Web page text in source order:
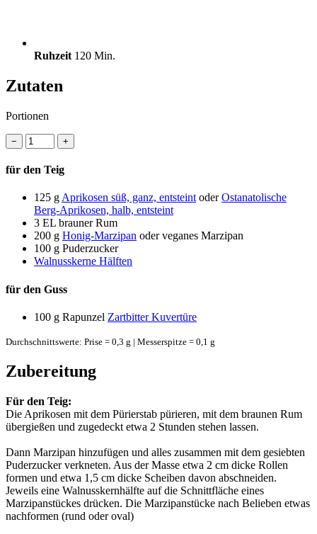
Ruhzeit 120 Min.
Zutaten
Portionen
− +
für den Teig
125 g Aprikosen süß, ganz, entsteint oderOstanatolische
Berg-Aprikosen, halb, entsteint
3 EL brauner Rum
200 g Honig-Marzipan oder veganes Marzipan
100 g Puderzucker
Walnusskerne Hälften
für den Guss
100 g Rapunzel Zartbitter Kuvertüre
Durchschnittswerte: Prise = 0,3 g | Messerspitze = 0,1 g
Zubereitung
Für den Teig:
Die Aprikosen mit dem Pürierstab pürieren, mit dem braunen Rum
übergießen und zugedeckt etwa 2 Stunden stehen lassen.
Dann Marzipan hinzufügen und alles zusammen mit dem gesiebten
Puderzucker verkneten. Aus der Masse etwa 2 cm dicke Rollen
formen und etwa 1,5 cm dicke Scheiben davon abschneiden.
Jeweils eine Walnusskernhälfte auf die Schnittfläche eines
Marzipanstückes drücken. Die Marzipanstücke nach Belieben etwas
nachformen (rund oder oval)